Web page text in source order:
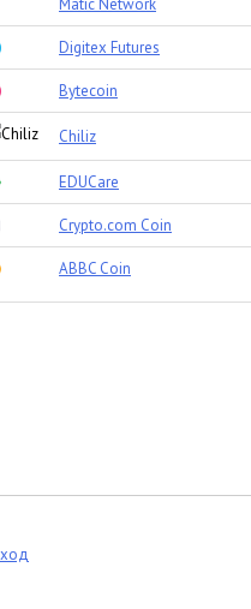
Matic Network
Digitex Futures
Bytecoin
Chiliz
EDUCare
Crypto.com Coin
ABBC Coin